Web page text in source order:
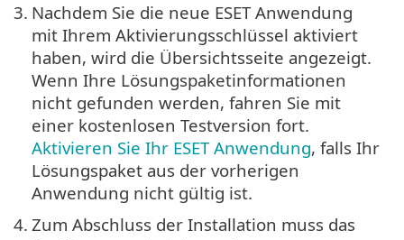
3. Nachdem Sie die neue ESET Anwendung
mit Ihrem Aktivierungsschlüssel aktiviert
haben, wird die Übersichtsseite angezeigt.
Wenn Ihre Lösungspaketinformationen
nicht gefunden werden, fahren Sie mit
einer kostenlosen Testversion fort.
Aktivieren Sie Ihr ESET Anwendung, falls Ihr
Lösungspaket aus der vorherigen
Anwendung nicht gültig ist.
4. Zum Abschluss der Installation muss das